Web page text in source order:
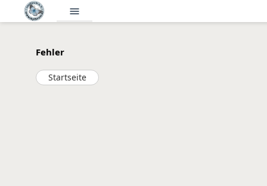
menu
Fehler
Startseite